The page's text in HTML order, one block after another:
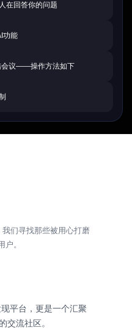
在回答你的问题
功能
会议——操作方法如下
我们寻找那些被用心打磨
。
平台，更是一个汇聚
交流社区。